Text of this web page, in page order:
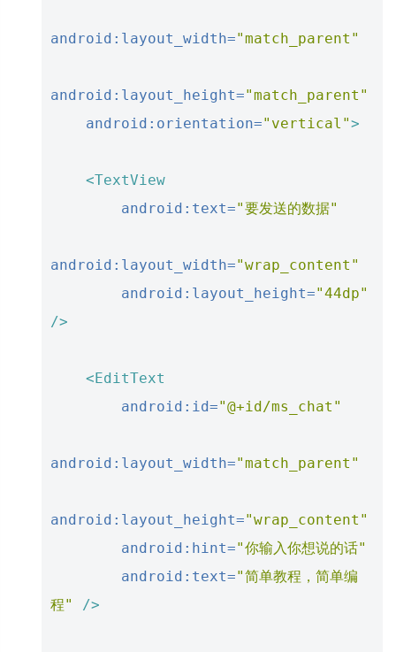
android:layout_width="match_parent"
android:layout_height="match_parent"
android:orientation="vertical">
<TextView
android:text="要发送的数据"
android:layout_width="wrap_content"
android:layout_height="44dp"
/>
<EditText
android:id="@+id/ms_chat"
android:layout_width="match_parent"
android:layout_height="wrap_content"
android:hint="你输入你想说的话"
android:text="简单教程，简单编
程"
/>